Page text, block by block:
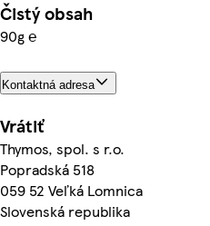
Čistý obsah
90g ℮
Kontaktná adresa
Vrátiť
Thymos, spol. s r.o.
Popradská 518
059 52 Veľká Lomnica
Slovenská republika